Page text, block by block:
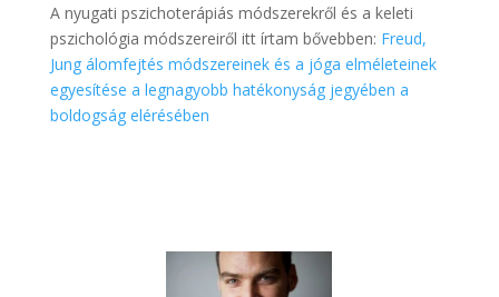
A nyugati pszichoterápiás módszerekről és a keleti
pszichológia módszereiről itt írtam bővebben: Freud,
Jung álomfejtés módszereinek és a jóga elméleteinek
egyesítése a legnagyobb hatékonyság jegyében a
boldogság elérésében